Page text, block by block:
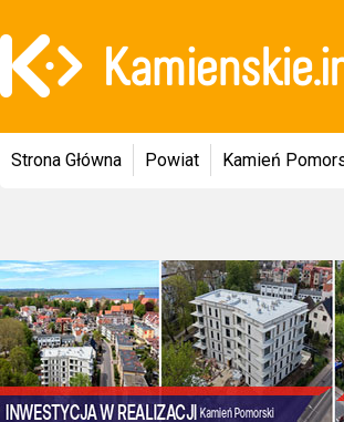
Strona Główna Powiat Kamień